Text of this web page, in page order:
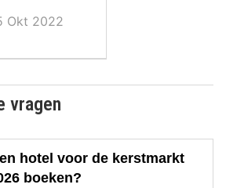
Okt 2022
vragen
hotel voor de kerstmarkt
boeken?